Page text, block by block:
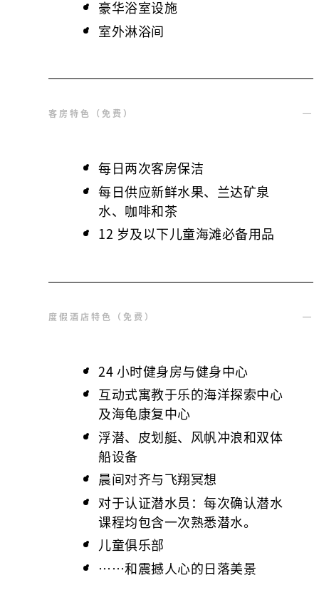
豪华浴室设施
室外淋浴间
客房特色（免费）
每日两次客房保洁
每日供应新鲜水果、兰达矿泉
水、咖啡和茶
12 岁及以下儿童海滩必备用品
度假酒店特色（免费）
24 小时健身房与健身中心
互动式寓教于乐的海洋探索中心
及海龟康复中心
浮潜、皮划艇、风帆冲浪和双体
船设备
晨间对齐与飞翔冥想
对于认证潜水员：每次确认潜水
课程均包含一次熟悉潜水。
儿童俱乐部
……和震撼人心的日落美景